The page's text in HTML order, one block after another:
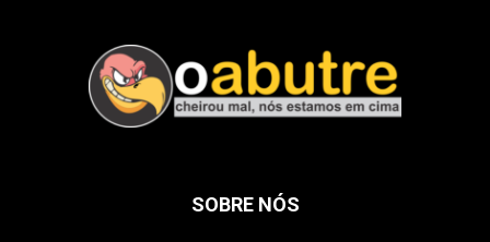
SOBRE NÓS